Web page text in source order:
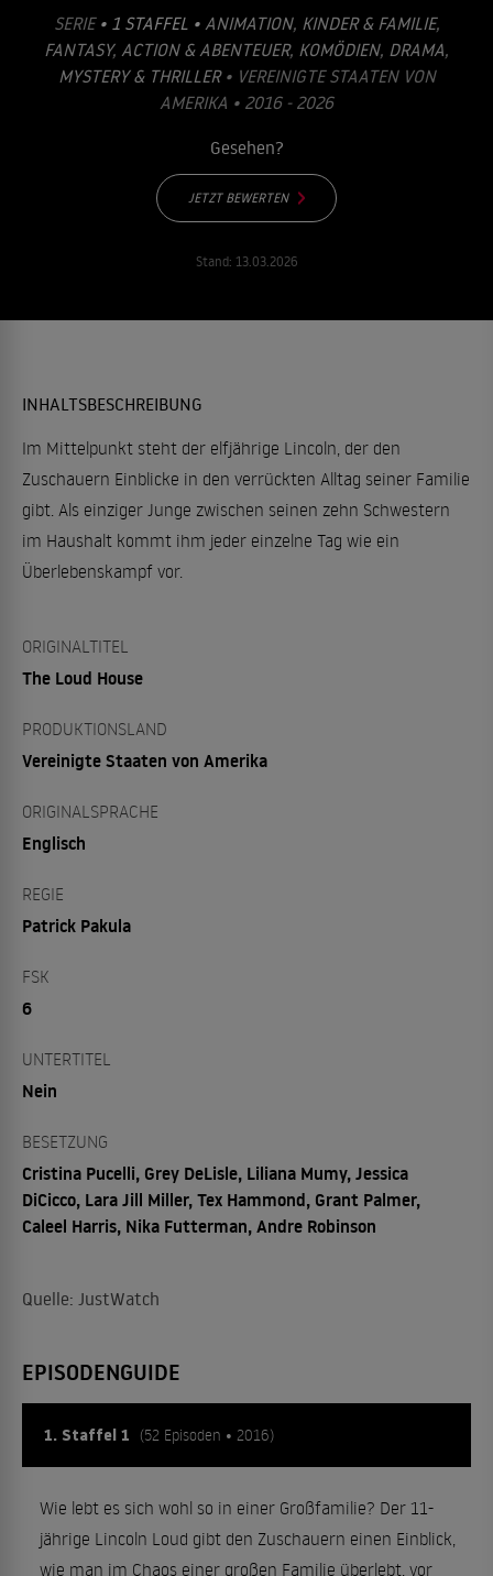
SERIE • 1 STAFFEL • ANIMATION, KINDER & FAMILIE,
FANTASY, ACTION & ABENTEUER, KOMÖDIEN, DRAMA,
MYSTERY & THRILLER• VEREINIGTE STAATEN VON
AMERIKA • 2016 - 2026
Gesehen?
JETZT BEWERTEN
Stand: 13.03.2026
INHALTSBESCHREIBUNG
Im Mittelpunkt steht der elfjährige Lincoln, der den
Zuschauern Einblicke in den verrückten Alltag seiner Familie
gibt. Als einziger Junge zwischen seinen zehn Schwestern
im Haushalt kommt ihm jeder einzelne Tag wie ein
Überlebenskampf vor.
ORIGINALTITEL
The Loud House
PRODUKTIONSLAND
Vereinigte Staaten von Amerika
ORIGINALSPRACHE
Englisch
REGIE
Patrick Pakula
FSK
6
UNTERTITEL
Nein
BESETZUNG
Cristina Pucelli, Grey DeLisle, Liliana Mumy, Jessica
DiCicco, Lara Jill Miller, Tex Hammond, Grant Palmer,
Caleel Harris, Nika Futterman, Andre Robinson
Quelle: JustWatch
EPISODENGUIDE
1. Staffel 1 (52 Episoden • 2016)
Wie lebt es sich wohl so in einer Großfamilie? Der 11-
jährige Lincoln Loud gibt den Zuschauern einen Einblick,
wie man im Chaos einer großen Familie überlebt, vor